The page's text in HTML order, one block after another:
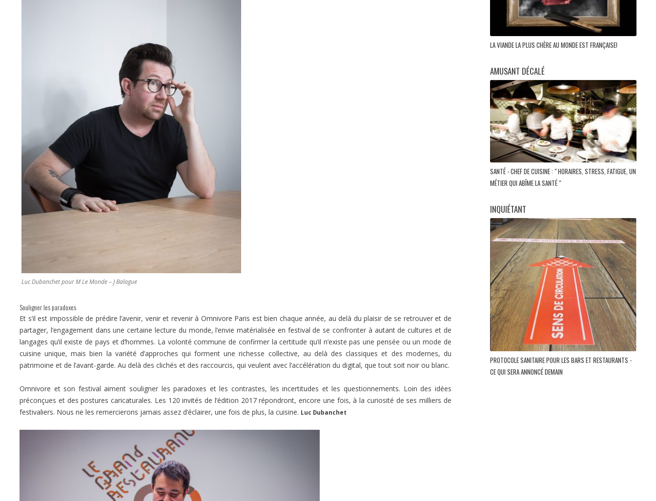
Luc Dubanchet pour M Le Monde – J Balague
Souligner les paradoxes
Et s’il est impossible de prédire l’avenir, venir et revenir à Omnivore Paris est bien chaque année, au delà du plaisir de se retrouver et de
partager, l’engagement dans une certaine lecture du monde, l’envie matérialisée en festival de se confronter à autant de cultures et de
langages qu’il existe de pays et d’hommes. La volonté commune de confirmer la certitude qu’il n’existe pas une pensée ou un mode de
cuisine unique, mais bien la variété d’approches qui forment une richesse collective, au delà des classiques et des modernes, du
patrimoine et de l’avant-garde. Au delà des clichés et des raccourcis, qui veulent avec l’accélération du digital, que tout soit noir ou blanc.
Omnivore et son festival aiment souligner les paradoxes et les contrastes, les incertitudes et les questionnements. Loin des idées
préconçues et des postures caricaturales. Les 120 invités de l’édition 2017 répondront, encore une fois, à la curiosité de ses milliers de
festivaliers. Nous ne les remercierons jamais assez d’éclairer, une fois de plus, la cuisine. Luc Dubanchet
LA VIANDE LA PLUS CHÈRE AU MONDE EST FRANÇAISE!
AMUSANT DÉCALÉ
SANTÉ - CHEF DE CUISINE : " HORAIRES, STRESS, FATIGUE, UN
MÉTIER QUI ABÎME LA SANTÉ "
INQUIÉTANT
PROTOCOLE SANITAIRE POUR LES BARS ET RESTAURANTS -
CE QUI SERA ANNONCÉ DEMAIN